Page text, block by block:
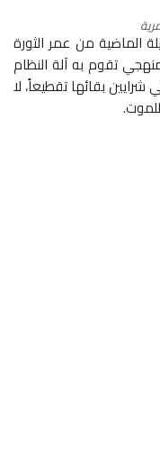
الماضية من عمر الثورة
تقوم به آلة النظام
بقائها تقطيعاً، لا